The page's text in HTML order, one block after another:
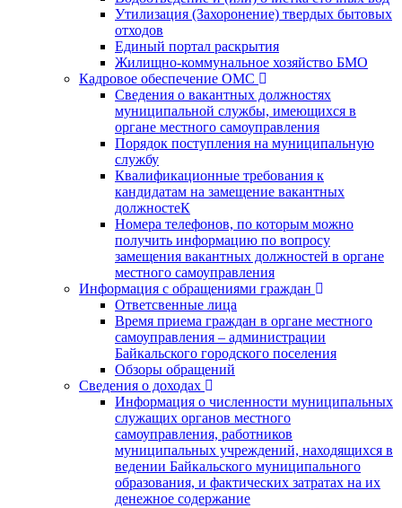
Утилизация (Захоронение) твердых бытовых
отходов
Единый портал раскрытия
Жилищно-коммунальное хозяйство БМО
Кадровое обеспечение ОМС
Сведения о вакантных должностях
муниципальной службы, имеющихся в
органе местного самоуправления
Порядок поступления на муниципальную
службу
Квалификационные требования к
кандидатам на замещение вакантных
должностеК
Номера телефонов, по которым можно
получить информацию по вопросу
замещения вакантных должностей в органе
местного самоуправления
Информация с обращениями граждан
Ответсвенные лица
Время приема граждан в органе местного
самоуправления – администрации
Байкальского городского поселения
Обзоры обращений
Сведения о доходах
Информация о численности муниципальных
служащих органов местного
самоуправления, работников
муниципальных учреждений, находящихся в
ведении Байкальского муниципального
образования, и фактических затратах на их
денежное содержание